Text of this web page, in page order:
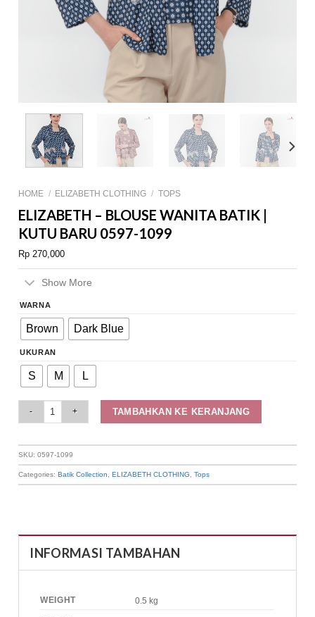
HOME / ELIZABETH CLOTHING / TOPS
ELIZABETH – BLOUSE WANITA BATIK |
KUTU BARU 0597-1099
Rp 270,000
Show More
WARNA
Brown Dark Blue
UKURAN
S M L
TAMBAHKAN KE KERANJANG
SKU:0597-1099
Categories:Batik Collection ,ELIZABETH CLOTHING ,Tops
INFORMASI TAMBAHAN
WEIGHT 0.5 kg